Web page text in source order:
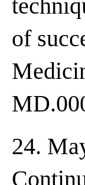
of
24.